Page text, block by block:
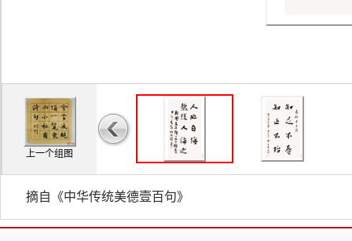
上一个组图
摘自《中华传统美德壹百句》